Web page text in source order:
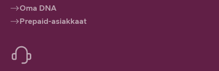
Oma DNA
Prepaid-asiakkaat